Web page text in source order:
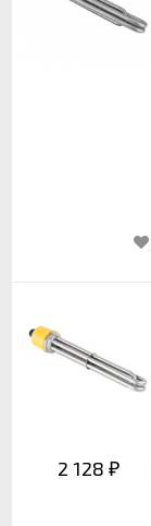
2 128 ₽